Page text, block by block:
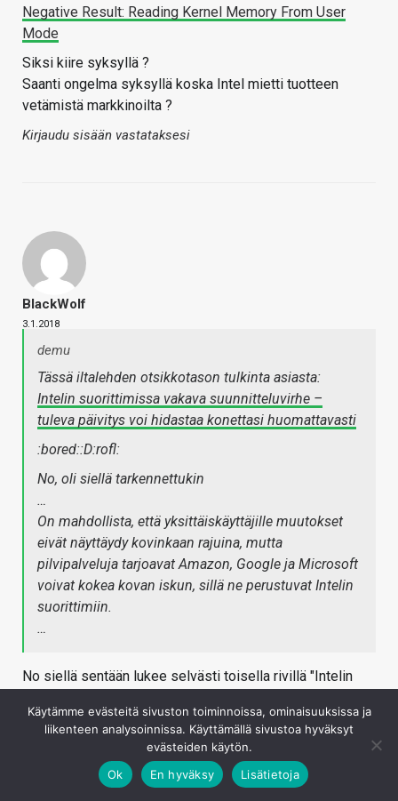
Negative Result: Reading Kernel Memory From User
Mode
Siksi kiire syksyllä ?
Saanti ongelma syksyllä koska Intel mietti tuotteen
vetämistä markkinoilta ?
Kirjaudu sisään vastataksesi
BlackWolf
3.1.2018
demu
Tässä iltalehden otsikkotason tulkinta asiasta:
Intelin suorittimissa vakava suunnitteluvirhe –
tuleva päivitys voi hidastaa konettasi huomattavasti
:bored::D:rofl:
No, oli siellä tarkennettukin
…
On mahdollista, että yksittäiskäyttäjille muutokset
eivät näyttäydy kovinkaan rajuina, mutta
pilvipalveluja tarjoavat Amazon, Google ja Microsoft
voivat kokea kovan iskun, sillä ne perustuvat Intelin
suorittimiin.
…
No siellä sentään lukee selvästi toisella rivillä "Intelin
Jotain mitä Io-Tech ei ole saanut koko omaan tekstiinä
kirjoitettua. Klikkiotsikko ehkä, mutta jo toinen lause
kertoo oleellisen.
Kirjaudu sisään vastataksesi
Käytämme evästeitä sivuston toiminnoissa, ominaisuuksissa ja
liikenteen analysoinnissa. Käyttämällä sivustoa hyväksyt
evästeiden käytön.
Ok
En hyväksy Lisätietoja